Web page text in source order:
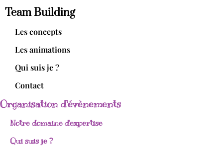
Team Building
Les concepts
Les animations
Qui suis je ?
Contact
Organisation d'évènements
Notre domaine d'expertise
Qui suis je ?